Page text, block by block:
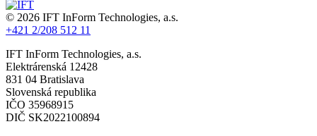
© 2026 IFT InForm Technologies, a.s.
+421 2/208 512 11
IFT InForm Technologies, a.s.
Elektrárenská 12428
831 04 Bratislava
Slovenská republika
IČO 35968915
DIČ SK2022100894